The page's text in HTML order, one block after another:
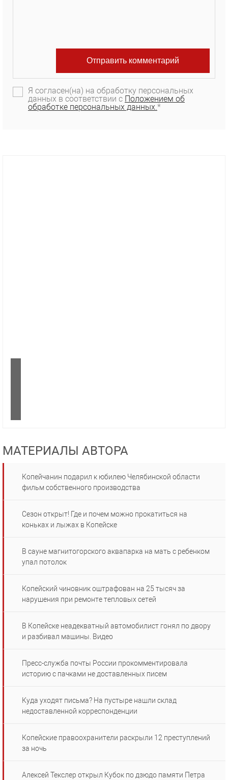
Я согласен(на) на обработку персональных
данных в соответствии с Положением об
обработке персональных данных.*
МАТЕРИАЛЫ АВТОРА
Копейчанин подарил к юбилею Челябинской области
фильм собственного производства
Сезон открыт! Где и почем можно прокатиться на
коньках и лыжах в Копейске
В сауне магнитогорского аквапарка на мать с ребенком
упал потолок
Копейский чиновник оштрафован на 25 тысяч за
нарушения при ремонте тепловых сетей
В Копейске неадекватный автомобилист гонял по двору
и разбивал машины. Видео
Пресс-служба почты России прокомментировала
историю с пачками не доставленных писем
Куда уходят письма? На пустыре нашли склад
недоставленной корреспонденции
Копейские правоохранители раскрыли 12 преступлений
за ночь
Алексей Текслер открыл Кубок по дзюдо памяти Петра